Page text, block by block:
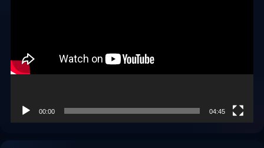
00:00 04:45